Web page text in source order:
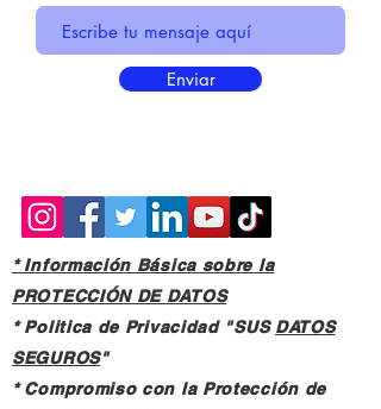
Enviar
* Información Básica sobre la
PROTECCIÓN DE DATOS
* Politica de Privacidad "SUS DATOS
SEGUROS"
* Compromiso con la Protección de